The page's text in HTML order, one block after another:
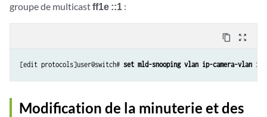
groupe de multicastff1e ::1 :
content_copy zoom_out_map
[edit protocols]user@switch# set mld-snooping vlan ip-camera-vlan
Modification de la minuterie et des